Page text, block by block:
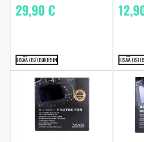
29,90€
LISÄÄ OSTOSKORIIN LISÄÄ